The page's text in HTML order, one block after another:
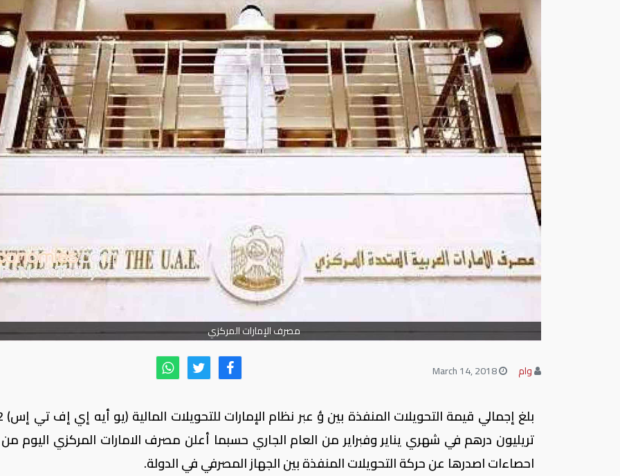
مصرف الإمارات المركزي
وام
بلغ
تريليون درهم في شهري يناير وفبراير من العام الجاري حسبما أعلن مصرف الامارات المركزي اليوم
احصاءات اصدرها عن حركة التحويلات المنفذة بين الجهاز المصرفي في الدولة.